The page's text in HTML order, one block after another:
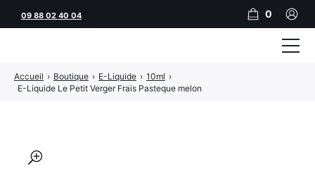
🔍
Accueil › Boutique › E-Liquide › 10ml ›
E-Liquide Le Petit Verger Frais Pasteque melon
09 88 02 40 04 0
Tubeuses